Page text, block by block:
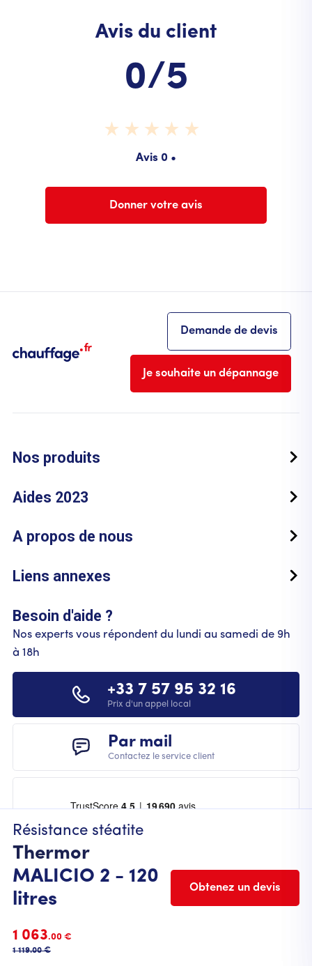
Avis du client
0/5
Avis 0 •
Donner votre avis
Résistance stéatite
Thermor
MALICIO 2 - 120
litres
1 063.00 €
1 119.00 €
Obtenez un devis
Demande de devis
Je souhaite un dépannage
Nos produits
Aides 2023
A propos de nous
Liens annexes
Besoin d'aide ?
Nos experts vous répondent du lundi au samedi de 9h
à 18h
+33 7 57 95 32 16
Prix d'un appel local
Par mail
Contactez le service client